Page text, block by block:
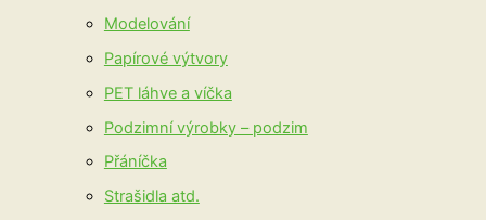
Modelování
Papírové výtvory
PET láhve a víčka
Podzimní výrobky – podzim
Přáníčka
Strašidla atd.